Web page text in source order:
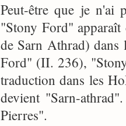
Peut-être que je n'ai
"Stony Ford"
de Sarn Athrad)
Ford" (II. 236),
traduction dans les
devient "Sarn-
Pierres".